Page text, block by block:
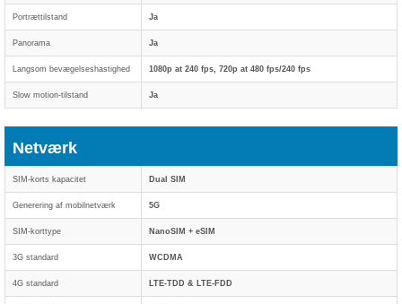
Portrættilstand Ja
Panorama Ja
Langsom bevægelseshastighed 1080p at 240 fps, 720p at 480 fps/240 fps
Slow motion-tilstand Ja
Netværk
SIM-korts kapacitet Dual SIM
Generering af mobilnetværk 5G
SIM-korttype NanoSIM + eSIM
3G standard WCDMA
4G standard LTE-TDD & LTE-FDD